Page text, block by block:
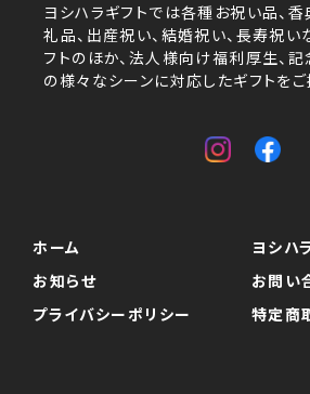
ヨシハラギフトでは各種お祝い品、香
礼品、出産祝い、結婚祝い、長寿祝
フトのほか、法人様向け福利厚生、記
の様々なシーンに対応したギフトをご
ホーム
ヨシハ
お知らせ
お問い
プライバシーポリシー
特定商